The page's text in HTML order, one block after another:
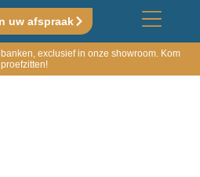
uw afspraak
exclusief in onze showroom. Kom
proefzitten!